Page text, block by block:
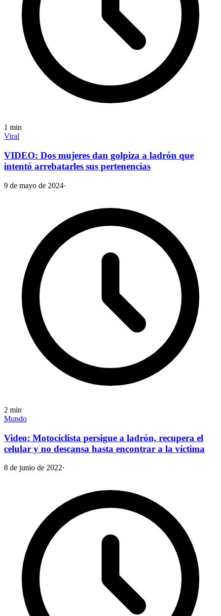
1 min
Viral
VIDEO: Dos mujeres dan golpiza a ladrón que
intentó arrebatarles sus pertenencias
9 de mayo de 2024·
2 min
Mundo
Video: Motociclista persigue a ladrón, recupera el
celular y no descansa hasta encontrar a la víctima
8 de junio de 2022·